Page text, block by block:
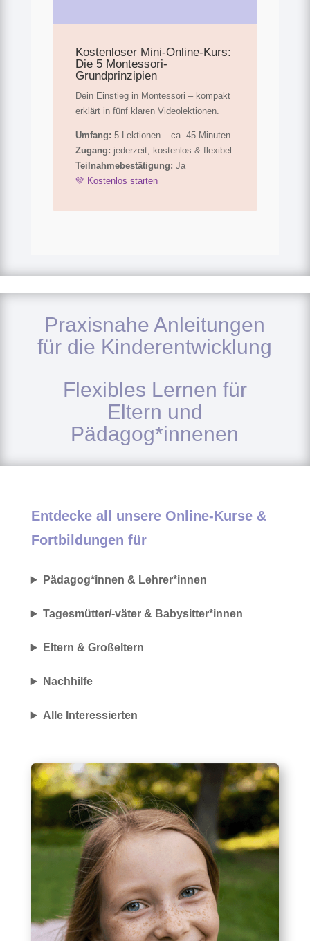
Kostenloser Mini-Online-Kurs:
Die 5 Montessori-
Grundprinzipien
Dein Einstieg in Montessori – kompakt
erklärt in fünf klaren Videolektionen.
Umfang: 5 Lektionen – ca. 45 Minuten
Zugang: jederzeit, kostenlos & flexibel
Teilnahmebestätigung: Ja
💚 Kostenlos starten
Praxisnahe Anleitungen
für die Kinderentwicklung
Flexibles Lernen für
Eltern und
Pädagog*innenen
Entdecke all unsere Online-Kurse &
Fortbildungen für
Pädagog*innen & Lehrer*innen
Tagesmütter/-väter & Babysitter*innen
Eltern & Großeltern
Nachhilfe
Alle Interessierten